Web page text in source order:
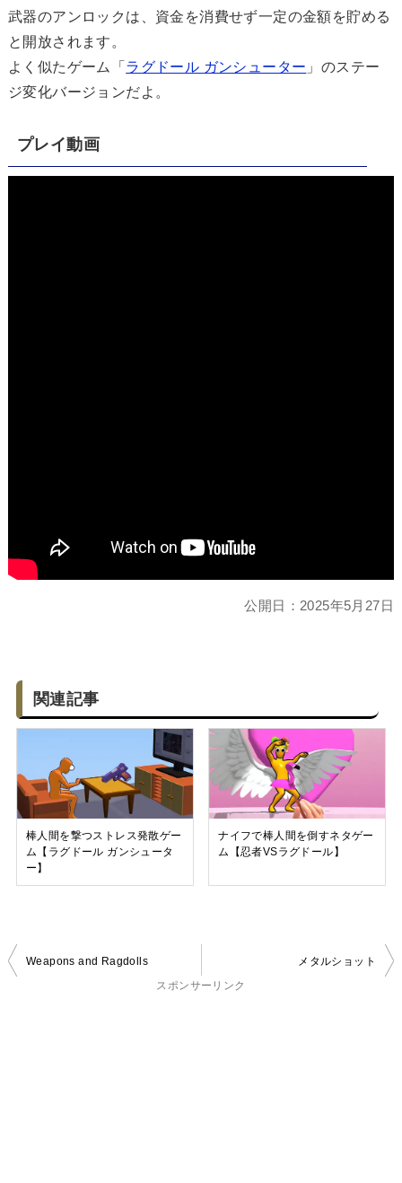
武器のアンロックは、資金を消費せず一定の金額を貯める
と開放されます。
よく似たゲーム「 ラグドール ガンシューター 」のステー
ジ変化バージョンだよ。
プレイ動画
公開日： 2025年5月27日
関連記事
棒人間を撃つストレス発散ゲー
ム【ラグドール ガンシュータ
ー】
ナイフで棒人間を倒すネタゲー
ム【忍者VSラグドール】
投
Weapons and Ragdolls
メタルショット
スポンサーリンク